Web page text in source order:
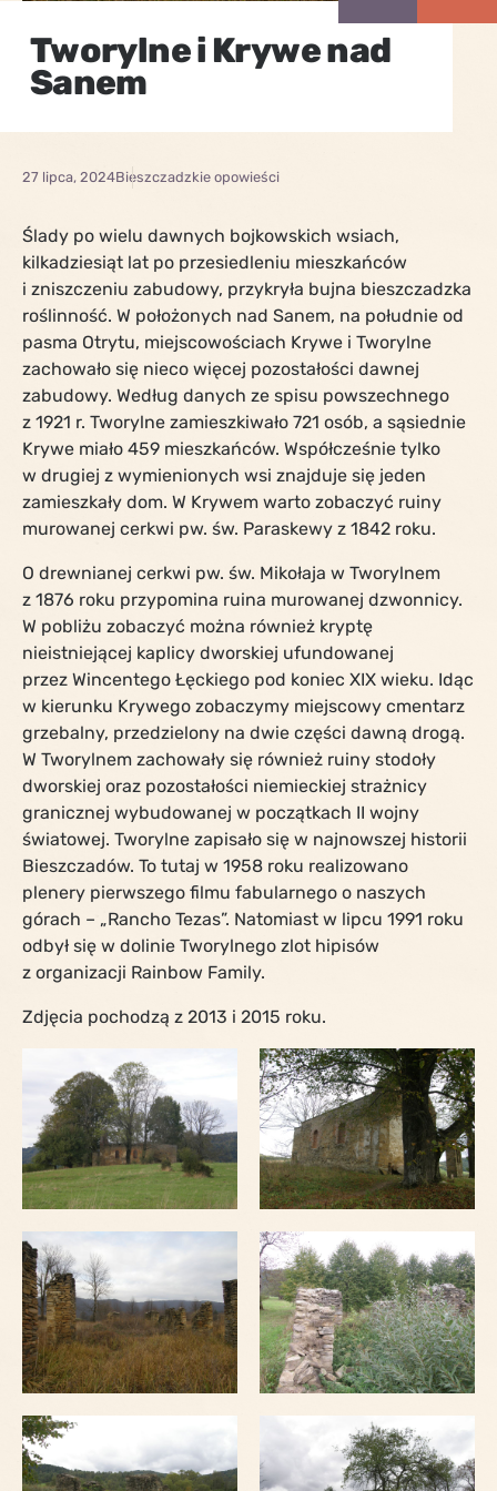
Tworylne i Krywe nad
Sanem
27 lipca, 2024Bieszczadzkie opowieści
Ślady po wielu dawnych bojkowskich wsiach,
kilkadziesiąt lat po przesiedleniu mieszkańców
i zniszczeniu zabudowy, przykryła bujna bieszczadzka
roślinność. W położonych nad Sanem, na południe od
pasma Otrytu, miejscowościach Krywe i Tworylne
zachowało się nieco więcej pozostałości dawnej
zabudowy. Według danych ze spisu powszechnego
z 1921 r. Tworylne zamieszkiwało 721 osób, a sąsiednie
Krywe miało 459 mieszkańców. Współcześnie tylko
w drugiej z wymienionych wsi znajduje się jeden
zamieszkały dom. W Krywem warto zobaczyć ruiny
murowanej cerkwi pw. św. Paraskewy z 1842 roku.
O drewnianej cerkwi pw. św. Mikołaja w Tworylnem
z 1876 roku przypomina ruina murowanej dzwonnicy.
W pobliżu zobaczyć można również kryptę
nieistniejącej kaplicy dworskiej ufundowanej
przez Wincentego Łęckiego pod koniec XIX wieku. Idąc
w kierunku Krywego zobaczymy miejscowy cmentarz
grzebalny, przedzielony na dwie części dawną drogą.
W Tworylnem zachowały się również ruiny stodoły
dworskiej oraz pozostałości niemieckiej strażnicy
granicznej wybudowanej w początkach II wojny
światowej. Tworylne zapisało się w najnowszej historii
Bieszczadów. To tutaj w 1958 roku realizowano
plenery pierwszego filmu fabularnego o naszych
górach – „Rancho Tezas”. Natomiast w lipcu 1991 roku
odbył się w dolinie Tworylnego zlot hipisów
z organizacji Rainbow Family.
Zdjęcia pochodzą z 2013 i 2015 roku.